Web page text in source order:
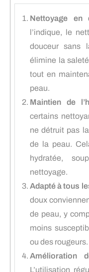
Nettoyage en
l’indique, le
douceur sans
élimine la
tout en
peau.
Maintien de
certains
ne détruit pas
de la peau.
hydratée,
nettoyage.
Adapté à tous
doux
de peau, y
moins
ou des rougeurs.
L’utilisation